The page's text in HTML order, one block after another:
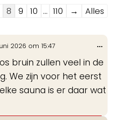
8 9 10 ... 110 →
Alles
2026 om 15:47
bruin zullen veel in de
We zijn voor het eerst
sauna is er daar wat
...